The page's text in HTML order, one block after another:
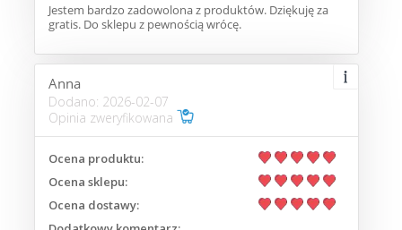
Jestem bardzo zadowolona z produktów. Dziękuję za
gratis. Do sklepu z pewnością wrócę.
Anna
Dodano: 2026-02-07
Opinia zweryfikowana
Ocena produktu:
Ocena sklepu:
Ocena dostawy: